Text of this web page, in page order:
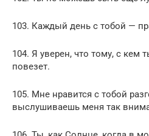
103. Каждый день с тобой —
104. Я уверен, что тому, с кем
повезет.
105. Мне нравится с тобой
выслушиваешь меня так